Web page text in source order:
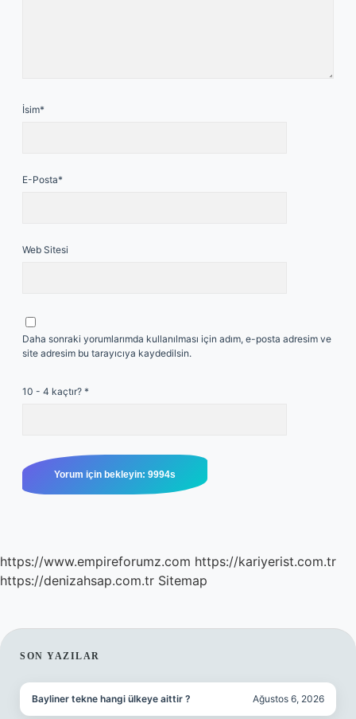
İsim*
E-Posta*
Web Sitesi
Daha sonraki yorumlarımda kullanılması için adım, e-posta adresim ve
site adresim bu tarayıcıya kaydedilsin.
10 - 4 kaçtır? *
https://www.empireforumz.com https://kariyerist.com.tr
https://denizahsap.com.tr Sitemap
SIDEBAR
SON YAZILAR
Bayliner tekne hangi ülkeye aittir ? Ağustos 6, 2026